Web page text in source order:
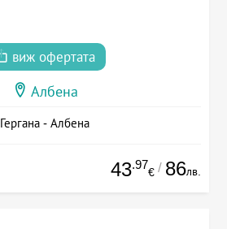
виж офертата
Албена
Гергана - Албена
43.97
€ / 86лв.